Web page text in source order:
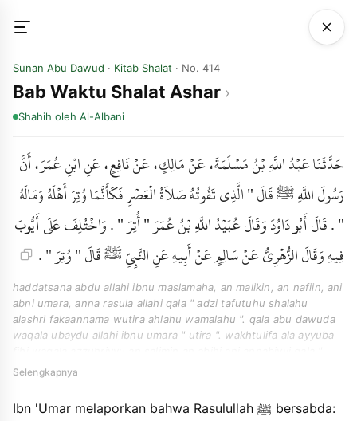
Sunan Abu Dawud · Kitab Shalat · No. 414
Bab Waktu Shalat Ashar
Shahih oleh Al-Albani
حَدَّثَنَا عَبْدُ اللَّهِ بْنُ مَسْلَمَةَ، عَنْ مَالِكٍ، عَنْ نَافِعٍ، عَنِ ابْنِ عُمَرَ، أَنَّ
رَسُولَ اللَّهِ ﷺ قَالَ " الَّذِي تَفُوتُهُ صَلاَةُ الْعَصْرِ فَكَأَنَّمَا وُتِرَ أَهْلَهُ وَمَالَهُ
" . قَالَ أَبُو دَاوُدَ وَقَالَ عُبَيْدُ اللَّهِ بْنُ عُمَرَ " أُتِرَ " . وَاخْتُلِفَ عَلَى أَيُّوبَ
فِيهِ وَقَالَ الزُّهْرِيُّ عَنْ سَالِمٍ عَنْ أَبِيهِ عَنِ النَّبِيِّ ﷺ قَالَ " وُتِرَ " .
haddatsana abdu allahi ibnu maslamaha, an malikin, an nafiin, ani
abni umara, anna rasula allahi qala " adzi tafutuhu shalahu
alashri fakaannama wutira ahlahu wamalahu ". qala abu dawuda
waqala ubaydu allahi ibnu umara " utira ". wakhtulifa ala ayyuba
wutira ".
Selengkapnya
Ibn 'Umar melaporkan bahwa Rasulullah ﷺ bersabda: